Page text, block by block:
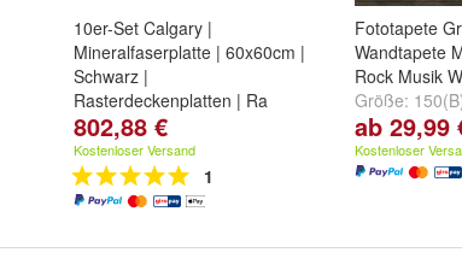
10er-Set Calgary |
Mineralfaserplatte | 60x60cm |
Schwarz |
Rasterdeckenplatten | Ra
802,88 €
Kostenloser Versand
1
Fototapete
Wandtapete
Rock Musik
Größe:
200(B) x
175(H) cm
ab 29,99
Kostenloser